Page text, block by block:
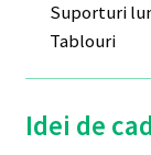
Suporturi
Tablouri
Idei de